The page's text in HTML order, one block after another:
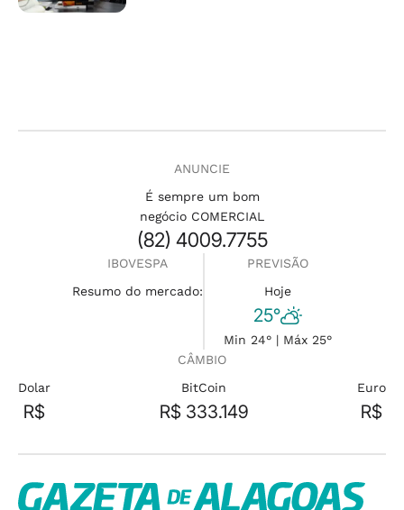
ANUNCIE
É sempre um bom
negócio COMERCIAL
(82) 4009.7755
IBOVESPA
Resumo do mercado:
PREVISÃO
Hoje
25°
Min 24° | Máx 25°
CÂMBIO
Dolar
R$
BitCoin
R$ 333.149
Euro
R$